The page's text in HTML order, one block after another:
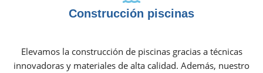
Construcción piscinas
Elevamos la construcción de piscinas gracias a técnicas
innovadoras y materiales de alta calidad. Además, nuestro